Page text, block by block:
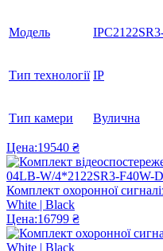
Модель
Тип технології IP
Тип камери Вулична
Цена:19540 ₴
Комплект охоронної
White | Black
Цена:16799 ₴